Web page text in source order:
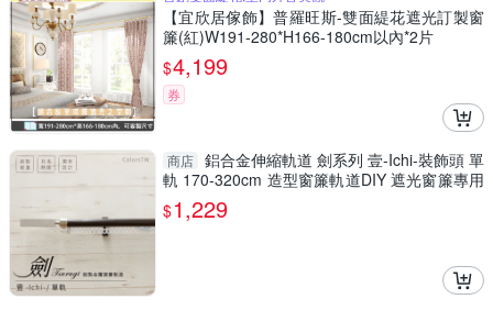
【宜欣居傢飾】普羅旺斯-雙面緹花遮光訂製窗
簾(紅)W191-280*H166-180cm以內*2片
$4,199
券
商店 鋁合金伸縮軌道 劍系列 壹-Ichi-裝飾頭 單
軌 170-320cm 造型窗簾軌道DIY 遮光窗簾專用
軌道
$1,229